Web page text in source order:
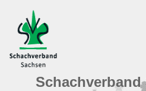
Schachverband